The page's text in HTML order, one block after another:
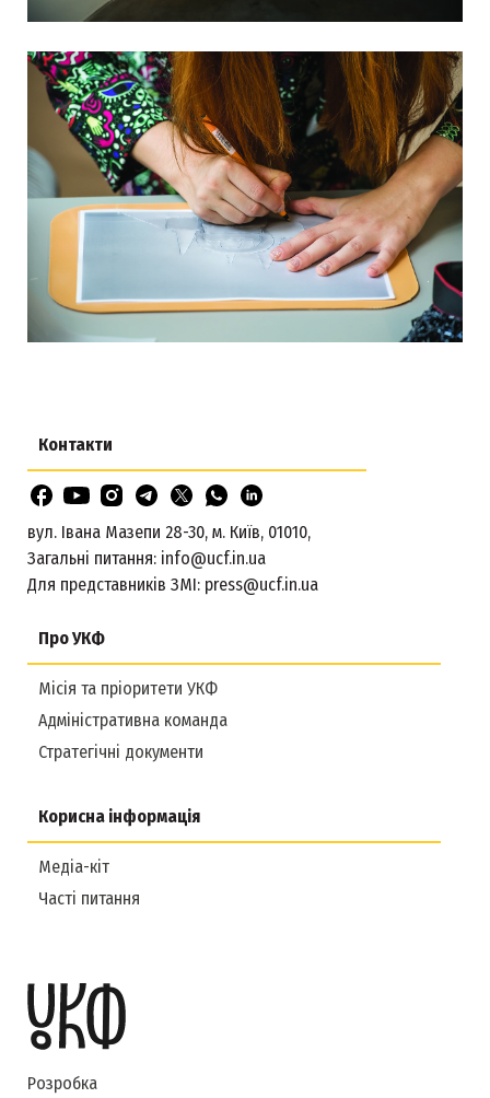
Розробка
Про УКФ
Місія та пріоритети УКФ
Адміністративна команда
Стратегічні документи
Корисна інформація
Медіа-кіт
Часті питання
Контакти
вул. Івана Мазепи 28-30, м. Київ, 01010,
Загальні питання: info@ucf.in.ua
Для представників ЗМІ: press@ucf.in.ua